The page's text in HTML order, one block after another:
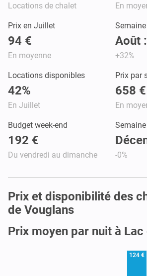
Locations de chalet En
Prix en Juillet
94 €
En moyenne
Août
+32%
Locations disponibles
42%
En Juillet
Prix par
658 €
En
Budget week-end
192 €
Du vendredi au dimanche -0%
Prix et disponibilité des
de Vouglans
Prix moyen par nuit à
124 €